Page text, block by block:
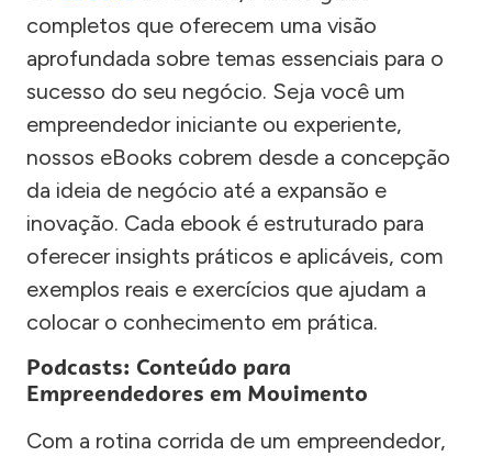
completos que oferecem uma visão
aprofundada sobre temas essenciais para o
sucesso do seu negócio. Seja você um
empreendedor iniciante ou experiente,
nossos eBooks cobrem desde a concepção
da ideia de negócio até a expansão e
inovação. Cada ebook é estruturado para
oferecer insights práticos e aplicáveis, com
exemplos reais e exercícios que ajudam a
colocar o conhecimento em prática.
Podcasts: Conteúdo para
Empreendedores em Movimento
Com a rotina corrida de um empreendedor,